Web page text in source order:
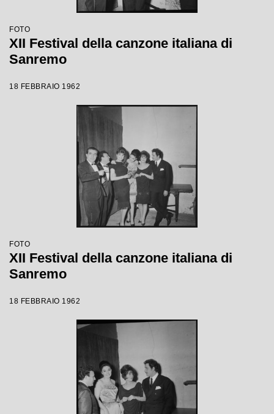
FOTO
XII Festival della canzone italiana di
Sanremo
18 FEBBRAIO 1962
FOTO
XII Festival della canzone italiana di
Sanremo
18 FEBBRAIO 1962